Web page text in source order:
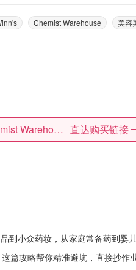
Chemist Warehouse 美容
Chemist Warehouse 直达购买链接
到小众药妆，从家庭常备药到婴
篇攻略帮你精准避坑，直接抄作